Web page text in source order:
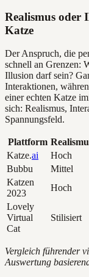
Realismus oder
Katze
Der Anspruch, die
schnell an Grenzen:
Illusion darf sein?
Interaktionen,
einer echten Katze
sich: Realismus,
Spannungsfeld.
Plattform
Katze.ai Hoch
Bubbu
Mittel
Katzen
2023
Hoch
Lovely
Virtual
Cat
Stilisiert
Vergleich führender
Auswertung